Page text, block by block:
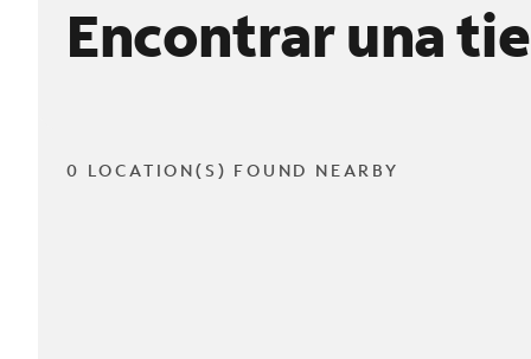
Encontrar una
0 LOCATION(S) FOUND NEARBY